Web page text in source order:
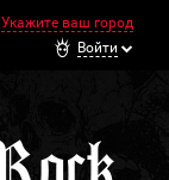
Укажите ваш город
Войти